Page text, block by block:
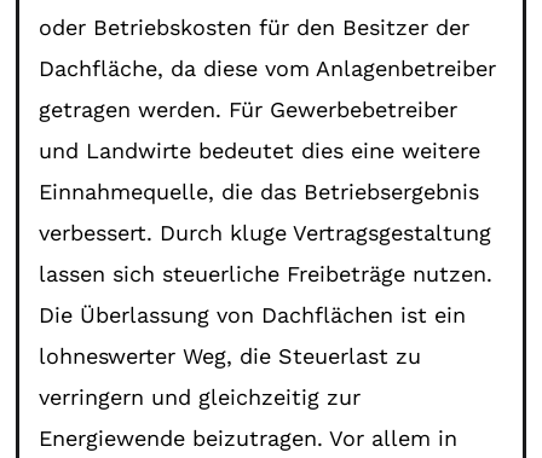
oder Betriebskosten für den Besitzer der
Dachfläche, da diese vom Anlagenbetreiber
getragen werden. Für Gewerbebetreiber
und Landwirte bedeutet dies eine weitere
Einnahmequelle, die das Betriebsergebnis
verbessert. Durch kluge Vertragsgestaltung
lassen sich steuerliche Freibeträge nutzen.
Die Überlassung von Dachflächen ist ein
lohneswerter Weg, die Steuerlast zu
verringern und gleichzeitig zur
Energiewende beizutragen. Vor allem in